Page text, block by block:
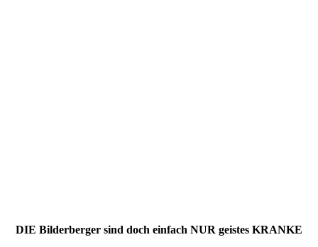
DIE Bilderberger sind doch einfach NUR geistes KRANKE